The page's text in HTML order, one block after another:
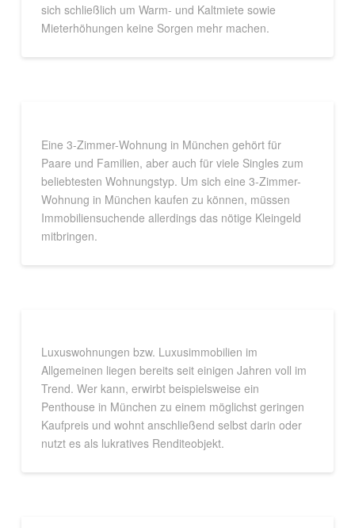
sich schließlich um Warm- und Kaltmiete sowie
Mieterhöhungen keine Sorgen mehr machen.
Eine 3-Zimmer-Wohnung in München gehört für
Paare und Familien, aber auch für viele Singles zum
beliebtesten Wohnungstyp. Um sich eine 3-Zimmer-
Wohnung in München kaufen zu können, müssen
Immobiliensuchende allerdings das nötige Kleingeld
mitbringen.
Luxuswohnungen bzw. Luxusimmobilien im
Allgemeinen liegen bereits seit einigen Jahren voll im
Trend. Wer kann, erwirbt beispielsweise ein
Penthouse in München zu einem möglichst geringen
Kaufpreis und wohnt anschließend selbst darin oder
nutzt es als lukratives Renditeobjekt.